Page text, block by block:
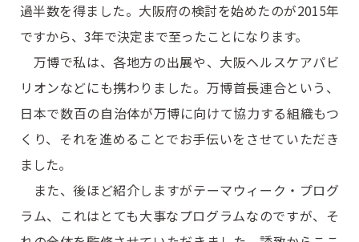
過半数を得ました。大阪府の検討を始めたのが2015年
ですから、3年で決定まで至ったことになります。
万博で私は、各地方の出展や、大阪ヘルスケアパビ
リオンなどにも携わりました。万博首長連合という、
日本で数百の自治体が万博に向けて協力する組織もつ
くり、それを進めることでお手伝いをさせていただき
ました。
また、後ほど紹介しますがテーマウィーク・プログ
ラム、これはとても大事なプログラムなのですが、そ